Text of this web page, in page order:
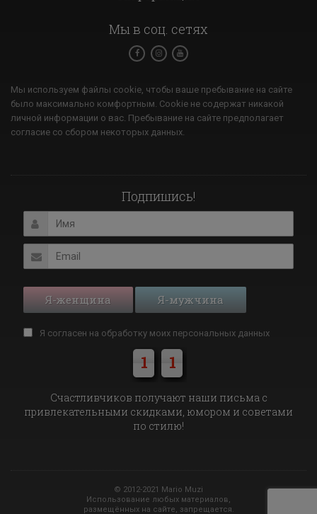
Мы в соц. сетях
Мы используем файлы cookie, чтобы ваше пребывание на сайте
было максимально комфортным. Cookie не содержат никакой
личной информации о вас. Пребывание на сайте предполагает
согласие со сбором некоторых данных.
Подпишись!
Я-женщина Я-мужчина
Я согласен на обработку моих персональных данных
1 1
Cчастливчиков получают наши письма с
привлекательными скидками, юмором и советами
по стилю!
© 2012-2021 Mario Muzi
Использование любых материалов,
размещённых на сайте, запрещается.